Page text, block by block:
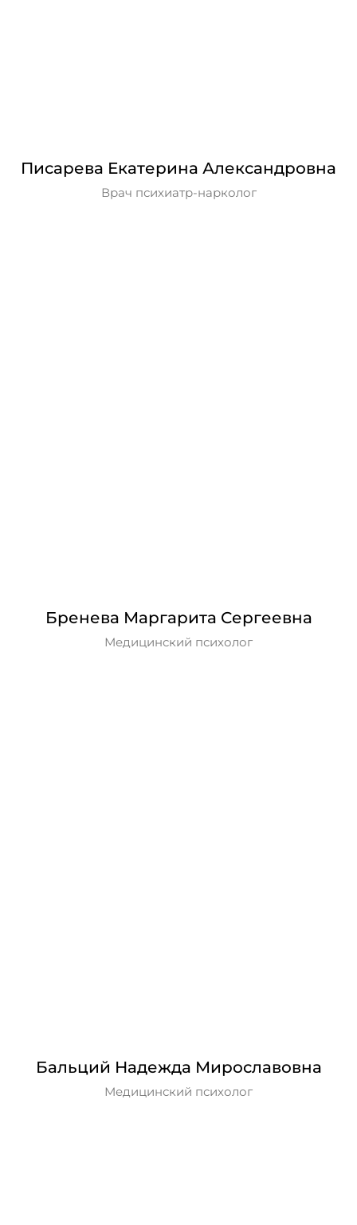
Писарева Екатерина Александровна
Врач психиатр-нарколог
Бренева Маргарита Сергеевна
Медицинский психолог
Бальций Надежда Мирославовна
Медицинский психолог